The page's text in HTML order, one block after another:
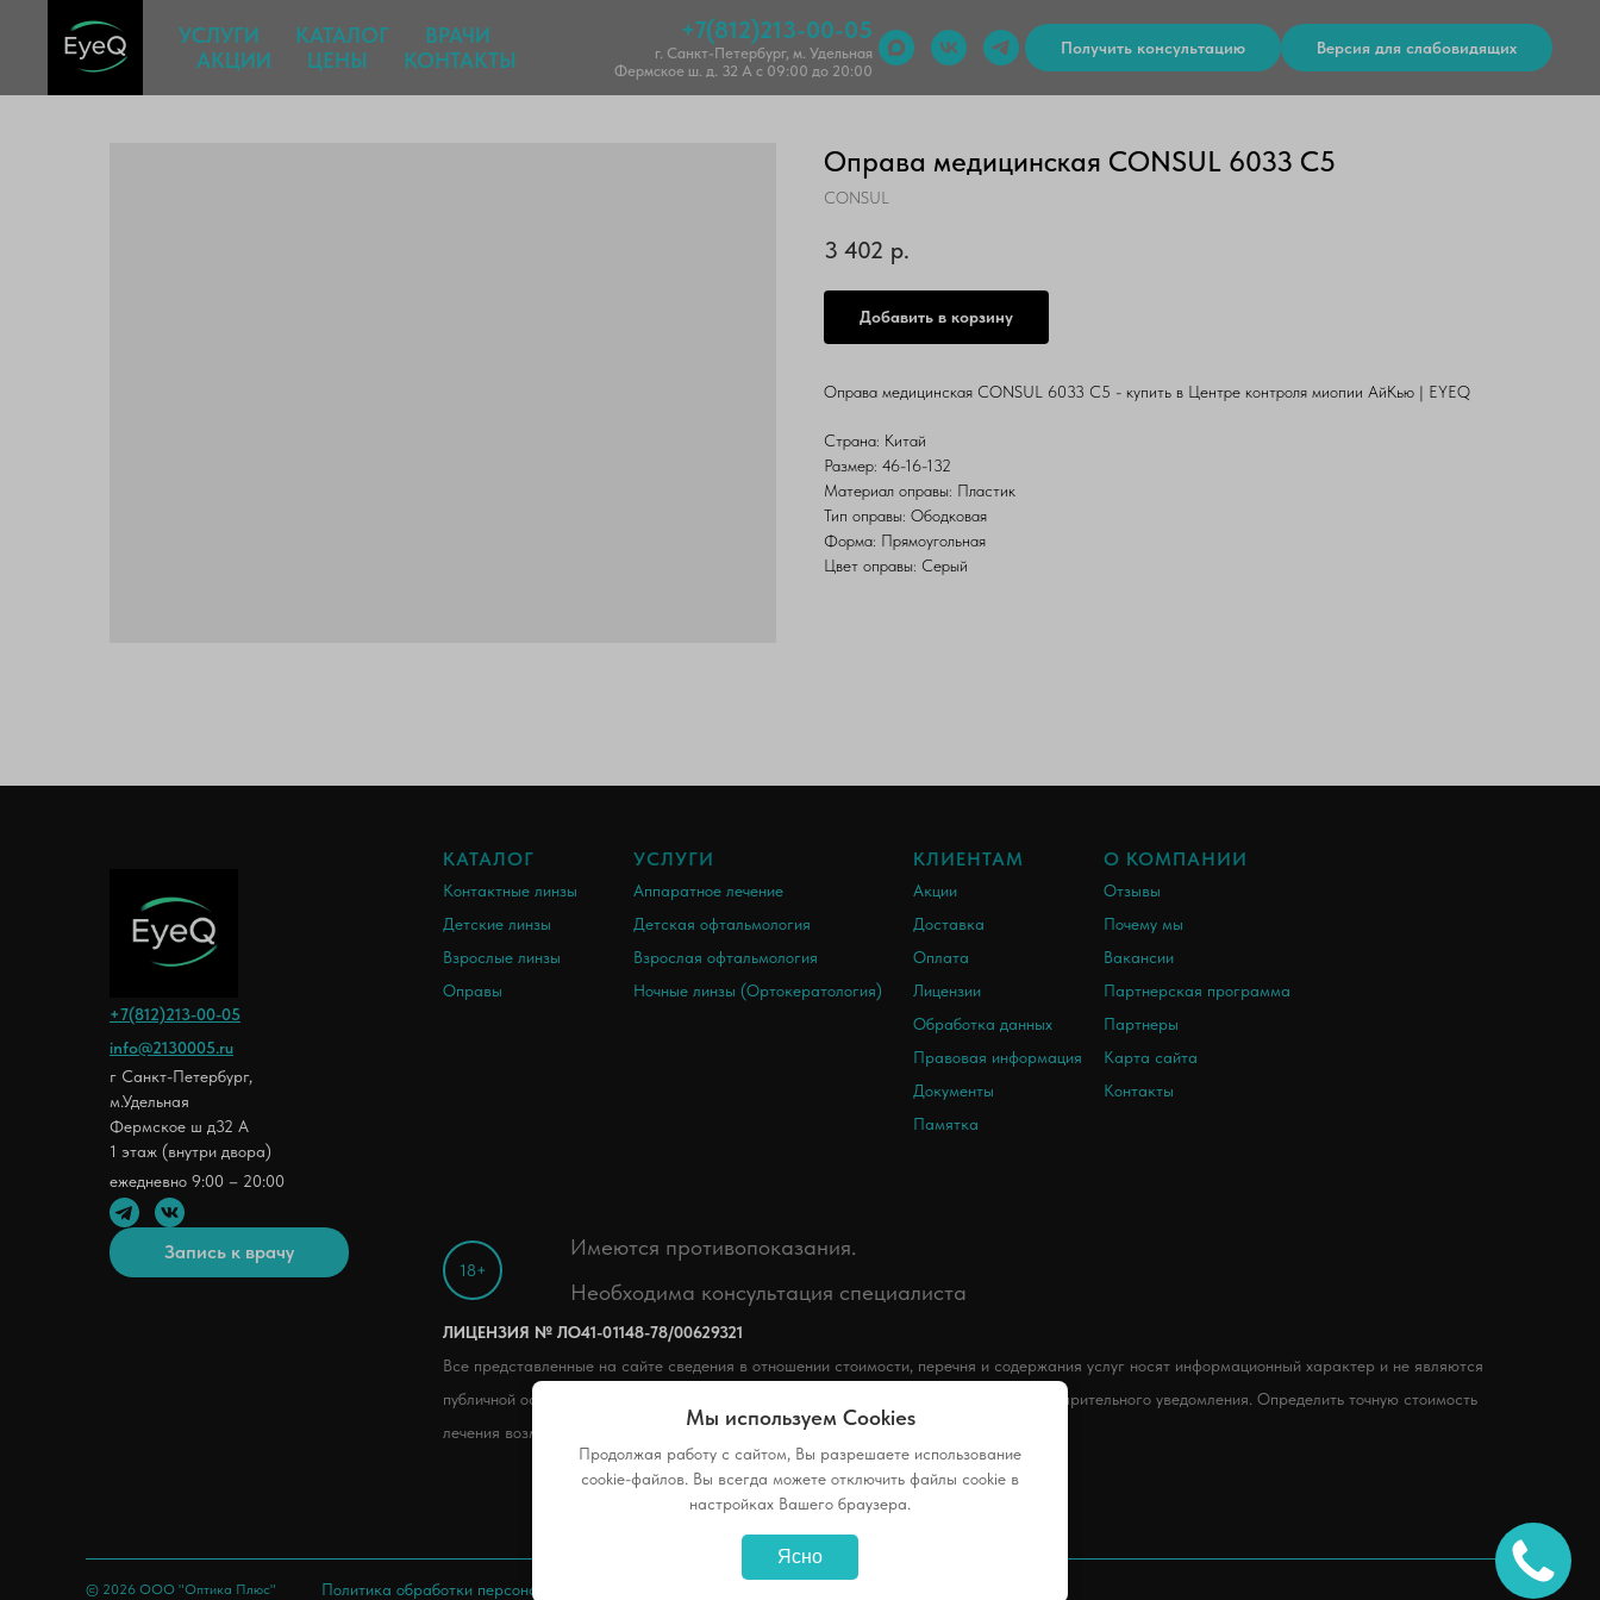
УСЛУГИ КАТАЛОГ
ВРАЧИ
АКЦИИ
ЦЕНЫ КОНТАКТЫ
+7(812)213-00-05
г. Санкт-Петербург, м. Удельная
Фермское ш. д. 32 А с 09:00 до 20:00
Получить консультацию Версия для слабовидящих
Оправа медицинская CONSUL 6033 C5
CONSUL
3 402 р.
Добавить в корзину
Оправа медицинская CONSUL 6033 C5 - купить в Центре контроля миопии АйКью | EYEQ
Страна: Китай
Размер: 46-16-132
Материал оправы: Пластик
Тип оправы: Ободковая
Форма: Прямоугольная
Цвет оправы: Серый
Имеются противопоказания.
Необходима консультация специалиста
18+
ЛИЦЕНЗИЯ № ЛО41-01148-78/00629321
Все представленные на сайте сведения в отношении стоимости, перечня и содержания услуг носят информационный характер и не являются
публичной офертой, определяемой ст. 437.2 ГК РФ, и могут быть изменены без предварительного уведомления. Определить точную стоимость
лечения возможно только на приеме у врача.
© 2026 ООО "Оптика Плюс" Политика обработки персональных данных
КАТАЛОГ
Контактные линзы
Детские линзы
Взрослые линзы
Оправы
УСЛУГИ
Аппаратное лечение
Детская офтальмология
Взрослая офтальмология
Ночные линзы (Ортокератология)
КЛИЕНТАМ
Акции
Доставка
Оплата
Лицензии
Обработка данных
Правовая информация
Документы
Памятка
О КОМПАНИИ
Отзывы
Почему мы
Вакансии
Партнерская программа
Партнеры
Карта сайта
Контакты
+7(812)213-00-05
info@2130005.ru
г Санкт-Петербург,
м.Удельная
Фермское ш д32 А
1 этаж (внутри двора)
ежедневно 9:00 – 20:00
Запись к врачу
Мы используем Cookies
Продолжая работу с сайтом, Вы разрешаете использование
cookie-файлов. Вы всегда можете отключить файлы cookie в
настройках Вашего браузера.
Ясно